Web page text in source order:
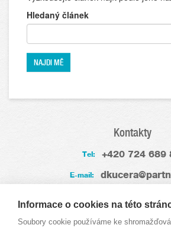
Hledaný článek
Kontakty
Tel: +420 724 689
E-mail:
Zkušenosti
Informace o cookies na této
Soubory cookie používáme ke